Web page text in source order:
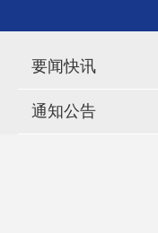
要闻快讯
通知公告